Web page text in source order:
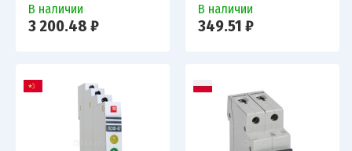
В наличии
3 200.48 ₽
В наличии
349.51 ₽